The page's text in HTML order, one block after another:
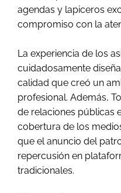
agendas y lapiceros
compromiso con la
La experiencia de los
cuidadosamente
calidad que creó un
profesional. Además,
de relaciones públicas
cobertura de los
que el anuncio del
repercusión en
tradicionales.